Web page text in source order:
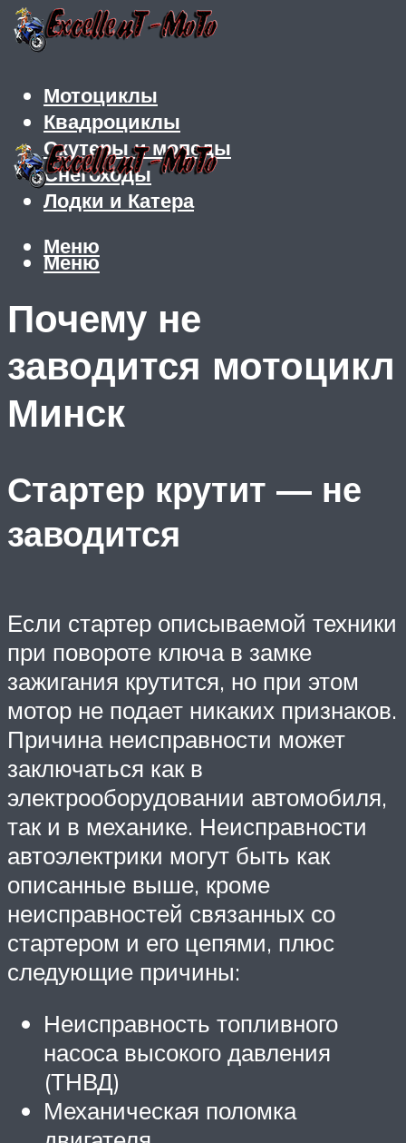
Мотоциклы
Квадроциклы
Скутеры и мопеды
Снегоходы
Лодки и Катера
Меню
Меню
Почему не
заводится мотоцикл
Минск
Стартер крутит — не
заводится
Если стартер описываемой техники
при повороте ключа в замке
зажигания крутится, но при этом
мотор не подает никаких признаков.
Причина неисправности может
заключаться как в
электрооборудовании автомобиля,
так и в механике. Неисправности
автоэлектрики могут быть как
описанные выше, кроме
неисправностей связанных со
стартером и его цепями, плюс
следующие причины:
Неисправность топливного
насоса высокого давления
(ТНВД)
Механическая поломка